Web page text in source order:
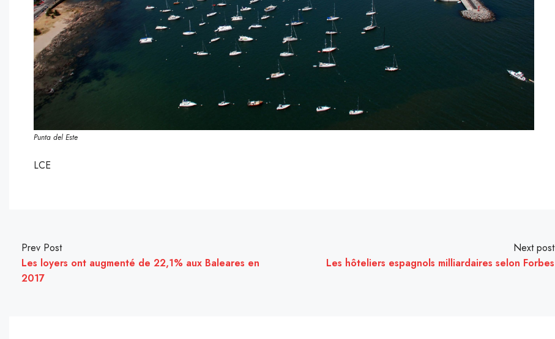
Punta del Este
LCE
Prev Post
Les loyers ont augmenté de 22,1% aux Baleares en
2017
Next post
Les hôteliers espagnols milliardaires selon Forbes